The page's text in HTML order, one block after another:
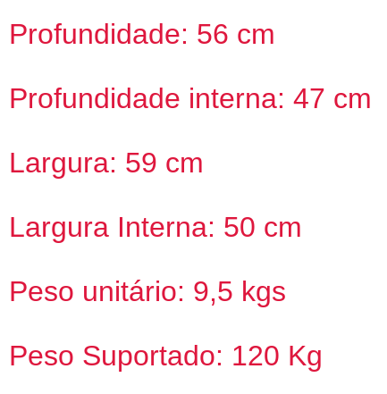
Profundidade: 56 cm
Profundidade interna: 47 cm
Largura: 59 cm
Largura Interna: 50 cm
Peso unitário: 9,5 kgs
Peso Suportado: 120 Kg